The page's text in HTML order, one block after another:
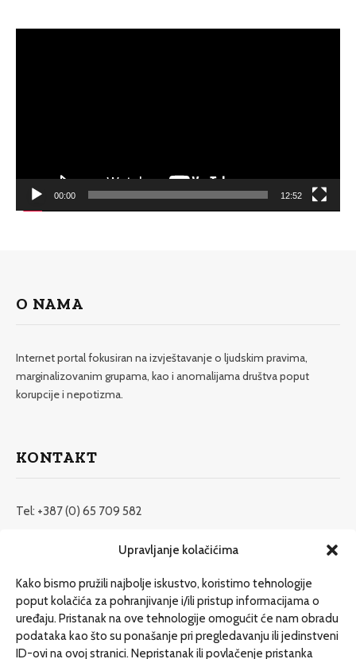
Upravljanje kolačićima
Kako bismo pružili najbolje iskustvo, koristimo tehnologije
poput kolačića za pohranjivanje i/ili pristup informacijama o
uređaju. Pristanak na ove tehnologije omogućit će nam obradu
podataka kao što su ponašanje pri pregledavanju ili jedinstveni
ID-ovi na ovoj stranici. Nepristanak ili povlačenje pristanka
00:00 12:52
O NAMA
Internet portal fokusiran na izvještavanje o ljudskim pravima,
marginalizovanim grupama, kao i anomalijama društva poput
korupcije i nepotizma.
KONTAKT
Tel: +387 (0) 65 709 582
redakcija@etrafika.net
Dosije
Drugi pišu